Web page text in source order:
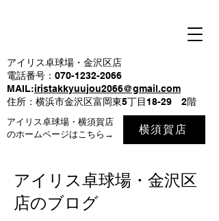
アイリス卓球場・金沢区店
電話番号：070-1232-2066
MAIL:iristakkyuujou2066@gmail.com
住所：横浜市金沢区富岡東5丁目18-29 2階
アイリス卓球場・横須賀店
のホームページはこちら→
横須賀店
アイリス卓球場・金沢区
店のブログ